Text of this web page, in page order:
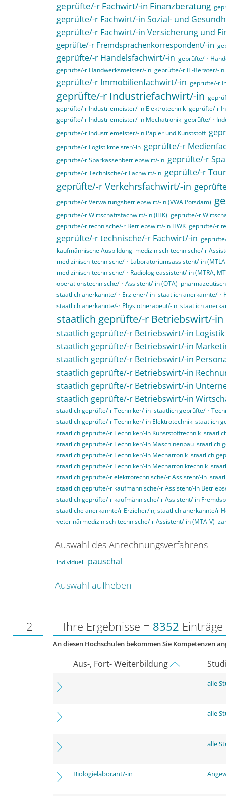
geprüfte/-r Fachwirt/-in Finanzberatung
geprüfte/-r Fachwirt/-in Sozial- und
geprüfte/-r Fachwirt/-in Versicherung und
geprüfte/-r Fremdsprachenkorrespondent/-in
geprüfte/-r Handelsfachwirt/-in geprüfte/-r
geprüfte/-r Handwerksmeister/-in geprüfte/-r IT-Berater/-in
geprüfte/-r Immobilienfachwirt/-in geprüfte/-r
geprüfte/-r Industriefachwirt/-in
geprüfte/-r Industriemeister/-in Elektrotechnik geprüfte/-r
geprüfte/-r Industriemeister/-in Mechatronik geprüfte/-r
geprüfte/-r Industriemeister/-in Papier und Kunststoff
geprüfte/-r Logistikmeister/-in geprüfte/-r
geprüfte/-r Sparkassenbetriebswirt/-in geprüfte/-r
geprüfte/-r Technische/-r Fachwirt/-in geprüfte/-r
geprüfte/-r Verkehrsfachwirt/-in
geprüfte/-r Verwaltungsbetriebswirt/-in (VWA Potsdam)
geprüfte/-r Wirtschaftsfachwirt/-in (IHK) geprüfte/-r
geprüfte/-r technische/-r Betriebswirt/-in HWK geprüfte/-r
geprüfte/-r technische/-r Fachwirt/-in
kaufmännische Ausbildung medizinisch-technische/-r
medizinisch-technische/-r Laboratoriumsassistent/-in
medizinisch-technische/-r Radiologieassistent/-in (MTRA,
operationstechnische/-r Assistent/-in (OTA)
staatlich anerkannte/-r Erzieher/-in staatlich anerkannte/-r
staatlich anerkannte/-r Physiotherapeut/-in staatlich
staatlich geprüfte/-r Betriebswirt/-in
staatlich geprüfte/-r Betriebswirt/-in Logistik
staatlich geprüfte/-r Betriebswirt/-in
staatlich geprüfte/-r Betriebswirt/-in
staatlich geprüfte/-r Betriebswirt/-in
staatlich geprüfte/-r Betriebswirt/-in
staatlich geprüfte/-r Betriebswirt/-in
staatlich geprüfte/-r Techniker/-in staatlich geprüfte/-r
staatlich geprüfte/-r Techniker/-in Elektrotechnik staatlich
staatlich geprüfte/-r Techniker/-in Kunststofftechnik
staatlich geprüfte/-r Techniker/-in Maschinenbau staatlich
staatlich geprüfte/-r Techniker/-in Mechatronik staatlich
staatlich geprüfte/-r Techniker/-in Mechatroniktechnik
staatlich geprüfte/-r elektrotechnische/-r Assistent/-in
staatlich geprüfte/-r kaufmännische/-r Assistent/-in
staatlich geprüfte/-r kaufmännische/-r Assistent/-in
staatliche anerkannte/r Erzieher/in; staatlich anerkannte/r
veterinärmedizinisch-technische/-r Assistent/-in (MTA-V)
Auswahl des Anrechnungsverfahrens
individuell pauschal
Auswahl aufheben
2 Ihre Ergebnisse = 8352 Einträge
An diesen Hochschulen bekommen Sie Kompetenzen
Aus-, Fort- Weiterbildung
alle
alle
alle
Biologielaborant/-in